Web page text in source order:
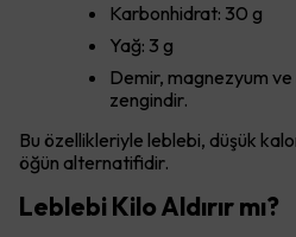
Karbonhidrat: 30 g
Yağ: 3 g
Demir, magnezyum ve
zengindir.
Bu özellikleriyle leblebi, düşük
öğün alternatifidir.
Leblebi Kilo Aldırır mı?